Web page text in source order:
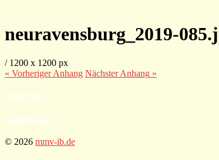
neuravensburg_2019-
/ 1200 x 1200 px
« VorherigerAnhang NächsterAnhang »
Impressum
Datenschutz
© 2026 mmv-ib.de